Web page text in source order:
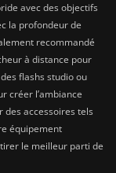
avec des objectifs
la profondeur de
recommandé
à distance pour
flashs studio ou
créer l’ambiance
des accessoires tels
équipement
le meilleur parti de